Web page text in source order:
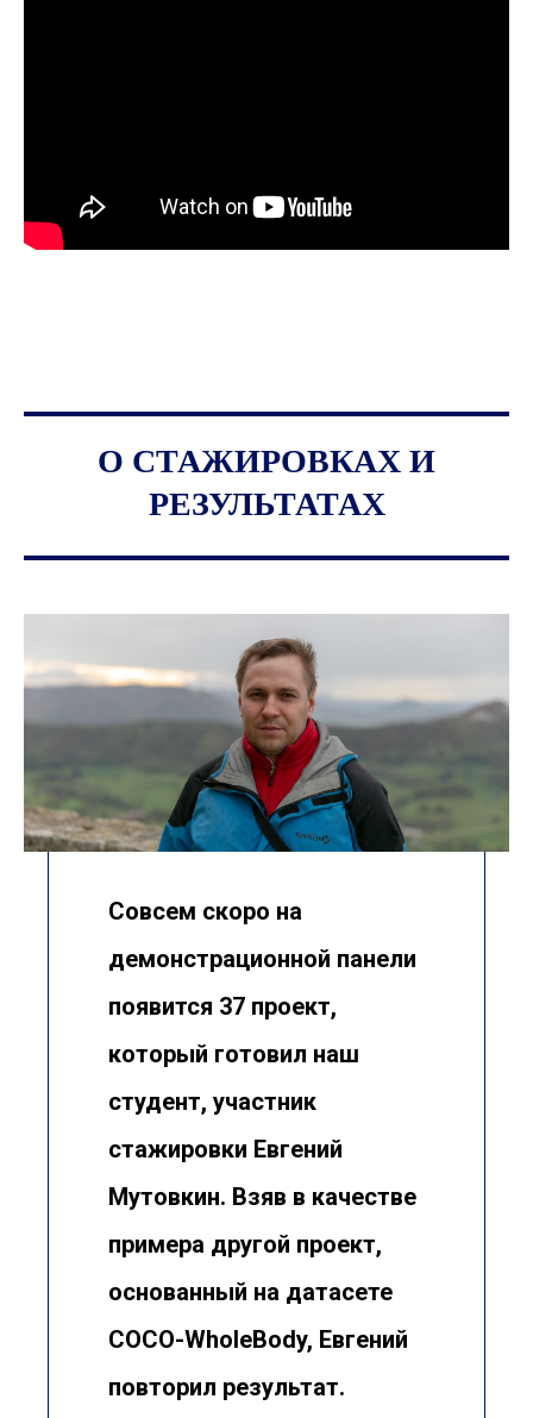
О СТАЖИРОВКАХ И
РЕЗУЛЬТАТАХ
Совсем скоро на
демонстрационной панели
появится 37 проект,
который готовил наш
студент, участник
стажировки Евгений
Мутовкин. Взяв в качестве
примера другой проект,
основанный на датасете
COCO-WholeBody, Евгений
повторил результат.